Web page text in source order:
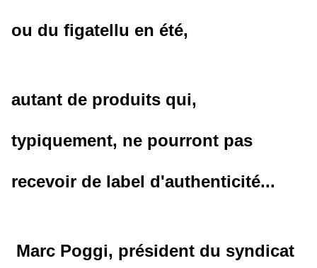
ou du figatellu en été,
autant de produits qui,
typiquement, ne pourront pas
recevoir de label d'authenticité...
Marc Poggi, président du syndicat